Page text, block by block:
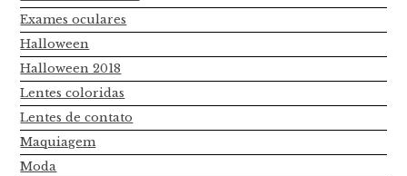
Exames oculares
Halloween
Halloween 2018
Lentes coloridas
Lentes de contato
Maquiagem
Moda